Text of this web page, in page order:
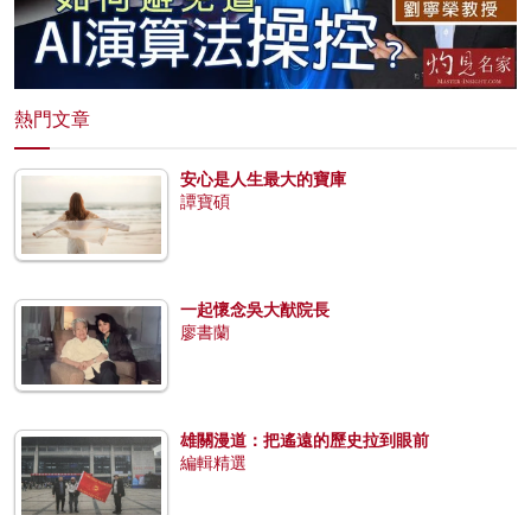
熱門文章
安心是人生最大的寶庫
譚寶碩
一起懷念吳大猷院長
廖書蘭
雄關漫道：把遙遠的歷史拉到眼前
編輯精選